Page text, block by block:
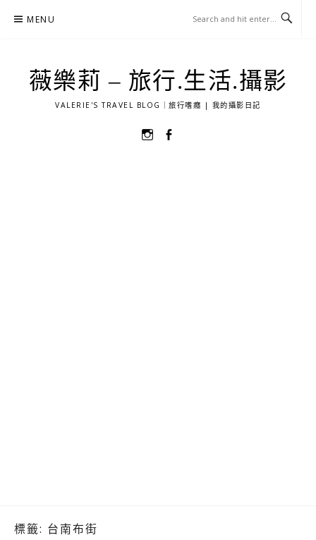
MENU
薇樂莉 – 旅行.生活.攝影
VALERIE'S TRAVEL BLOG｜旅行嗜癮 | 我的攝影日記
選
標籤: 台南布街